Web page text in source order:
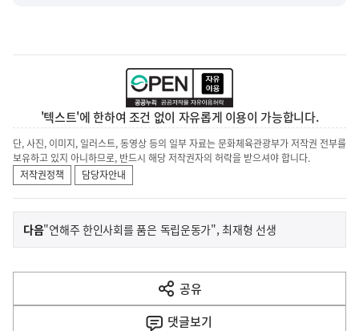
'텍스트'에 한하여 조건 없이 자유롭게 이용이 가능합니다.
단, 사진, 이미지, 일러스트, 동영상 등의 일부 자료는 문화체육관광부가 저작권 전부를
보유하고 있지 아니하므로, 반드시 해당 저작권자의 허락을 받으셔야 합니다.
저작권정책
담당자안내
이
전
다
음
다음기
"연해주 한인사회를 품은 독립운동가", 최재형 선생
공유
열
기
댓글보기